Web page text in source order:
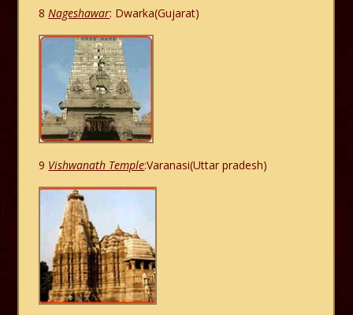
8Nageshawar: Dwarka(Gujarat)
9 Vishwanath Temple:Varanasi(Uttar pradesh)